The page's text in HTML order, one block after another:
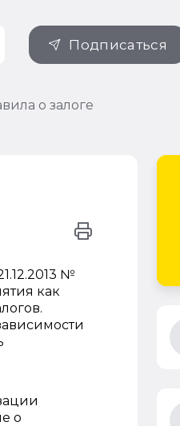
Подписаться
о залоге
№
как
о